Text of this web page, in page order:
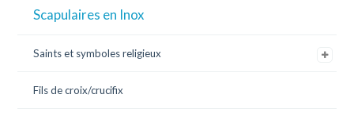
Scapulaires en Inox
Saints et symboles religieux
Fils de croix/crucifix